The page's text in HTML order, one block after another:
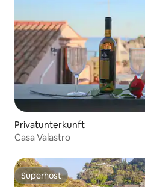
Privatunterkunft
Casa Valastro
Superhost
Superhost